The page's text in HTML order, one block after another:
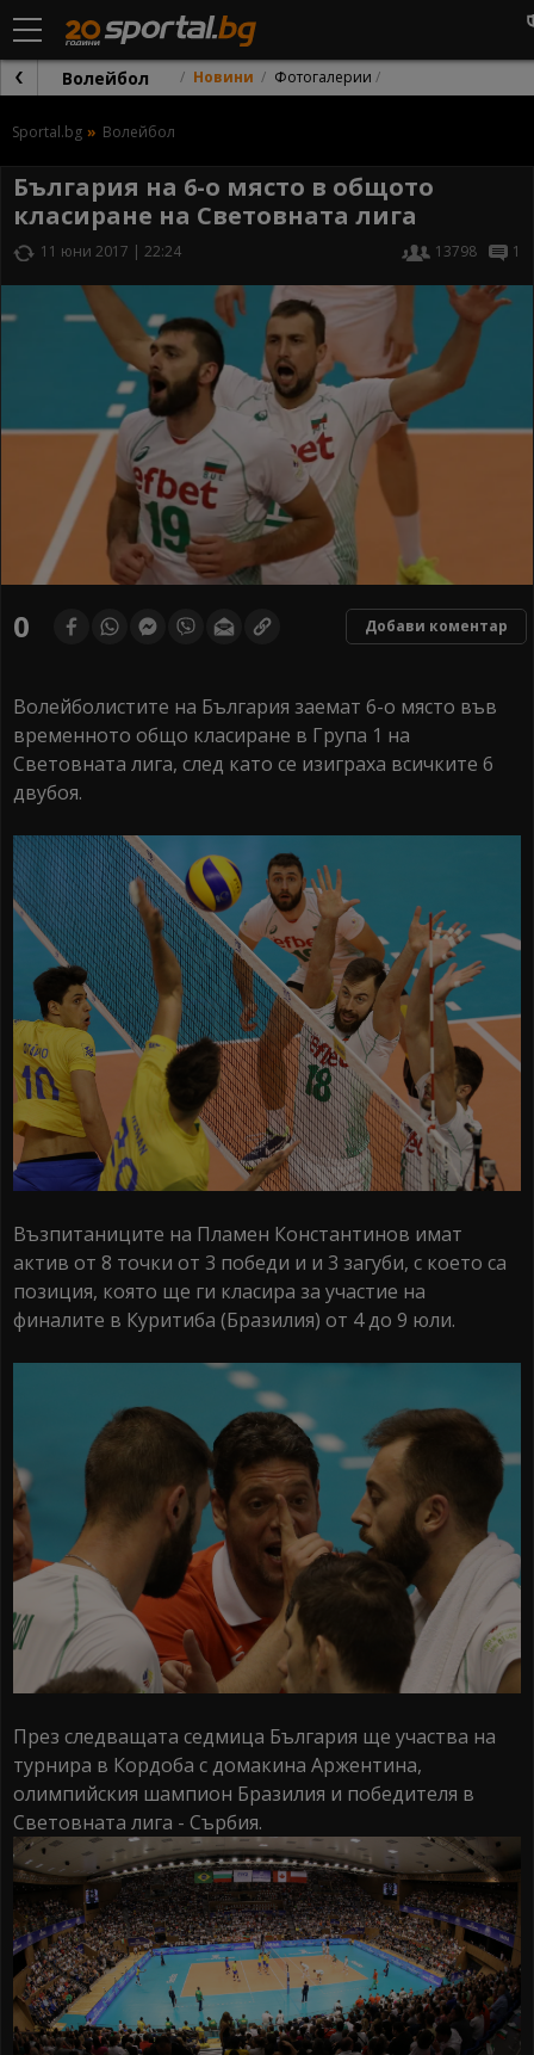
Волейбол Новини Фотогалерии
Sportal.bg Волейбол
България на 6-о място в общото
класиране на Световната лига
11 юни 2017 | 22:24 13798 1
0 Добави коментар
Волейболистите на България заемат 6-о място във
временното общо класиране в Група 1 на
Световната лига, след като се изиграха всичките 6
двубоя.
Възпитаниците на Пламен Константинов имат
актив от 8 точки от 3 победи и и 3 загуби, с което са
позиция, която ще ги класира за участие на
финалите в Куритиба (Бразилия) от 4 до 9 юли.
През следващата седмица България ще участва на
турнира в Кордоба с домакина Аржентина,
олимпийския шампион Бразилия и победителя в
Световната лига - Сърбия.